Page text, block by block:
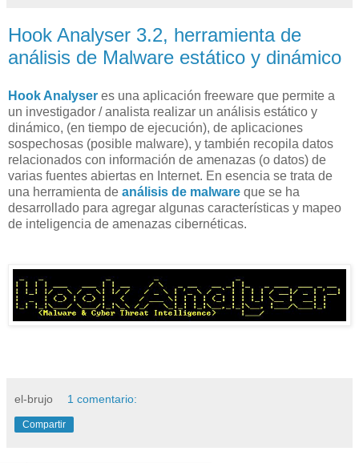
Hook Analyser 3.2, herramienta de
análisis de Malware estático y dinámico
Hook Analyser es una aplicación freeware que permite a
un investigador / analista realizar un análisis estático y
dinámico, (en tiempo de ejecución), de aplicaciones
sospechosas (posible malware), y también recopila datos
relacionados con información de amenazas (o datos) de
varias fuentes abiertas en Internet. En esencia se trata de
una herramienta de análisis de malware que se ha
desarrollado para agregar algunas características y mapeo
de inteligencia de amenazas cibernéticas.
el-brujo 1 comentario:
Compartir